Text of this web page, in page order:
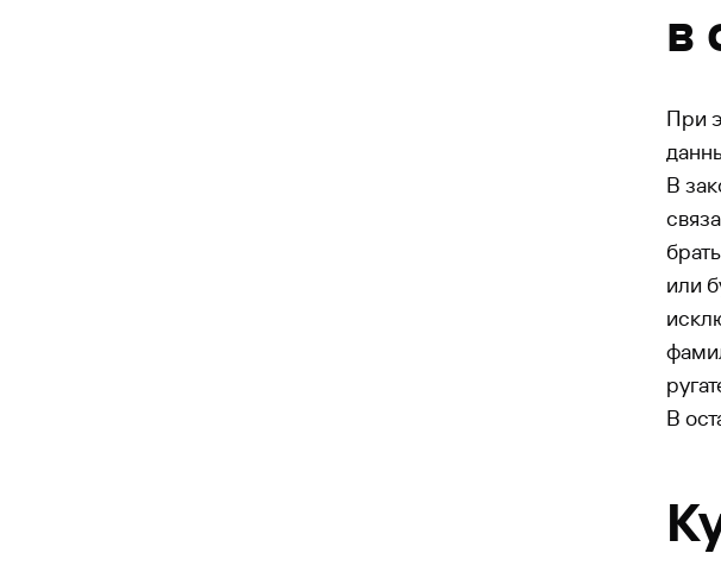
в
При
В
или
В